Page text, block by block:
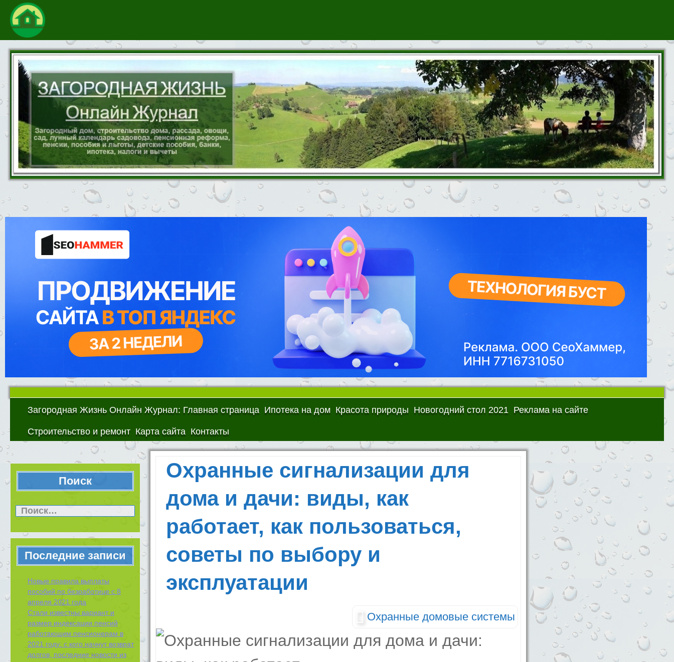
Загородная Жизнь Онлайн Журнал: Главная страница Ипотека на дом Красота природы Новогодний стол 2021 Реклама на сайте
Строительство и ремонт Карта сайта Контакты
Поиск
Последние записи
Новые правила выплаты
пособий по безработице с 8
апреля 2021 года
Стали известны вариант и
размер индексации пенсий
работающим пенсионерам в
2021 году: с кого начнут возврат
долгов, последние новости из
Охранные сигнализации для
дома и дачи: виды, как
работает, как пользоваться,
советы по выбору и
эксплуатации
Охранные домовые системы